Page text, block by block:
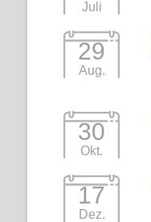
Juli
29
Aug.
30
Okt.
17
Dez.